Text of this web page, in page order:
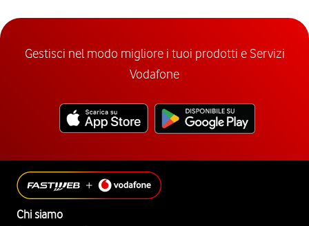
Gestisci nel modo migliore i tuoi prodotti e Servizi
Vodafone
Chi siamo